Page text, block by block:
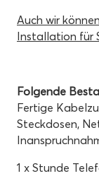
Auch wir
Installation für
Folgende
Fertige
Steckdosen,
1 x Stunde